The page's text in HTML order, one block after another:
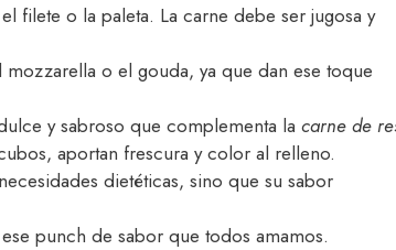
filete o la paleta. La carne debe ser jugosa y
o el gouda, ya que dan ese toque
y sabroso que complementa la carne de
aportan frescura y color al relleno.
dietéticas, sino que su sabor
punch de sabor que todos amamos.